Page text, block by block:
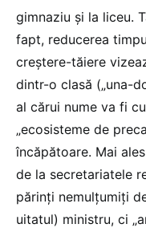
gimnaziu și la liceu.
fapt, reducerea
creștere-tăiere
dintr-o clasă („una-
al cărui nume va fi
„ecosisteme de
încăpătoare. Mai
de la secretariatele
părinți nemulțumiți
uitatul) ministru, ci